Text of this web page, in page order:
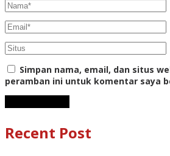
Simpan nama, email, dan situs
peramban ini untuk komentar saya
Recent Post